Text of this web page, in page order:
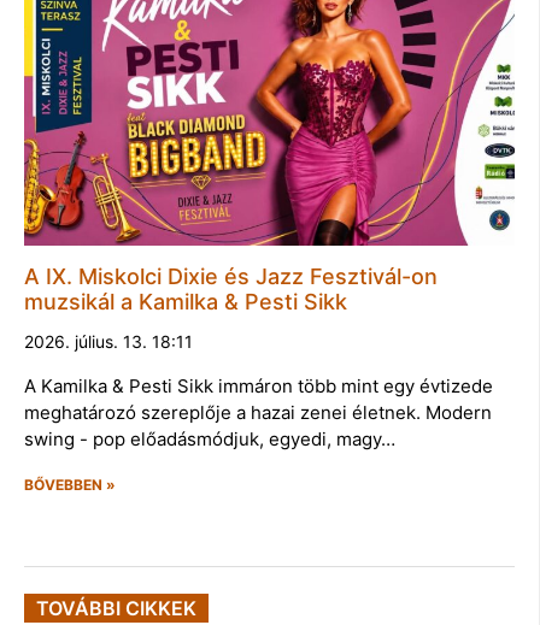
A IX. Miskolci Dixie és Jazz Fesztivál-on
muzsikál a Kamilka & Pesti Sikk
2026. július. 13. 18:11
A Kamilka & Pesti Sikk immáron több mint egy évtizede
meghatározó szereplője a hazai zenei életnek. Modern
swing - pop előadásmódjuk, egyedi, magy…
BŐVEBBEN »
TOVÁBBI CIKKEK